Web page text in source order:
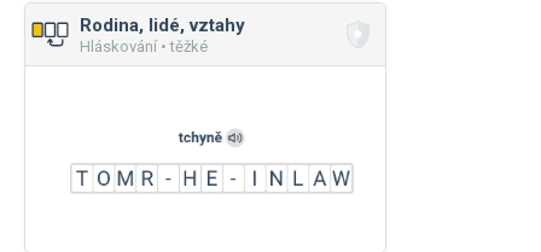
Rodina, lidé, vztahy
Hláskování • těžké